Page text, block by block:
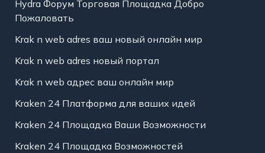
Hydra Форум Торговая Площадка Добро
Пожаловать
Krak n web adres ваш новый онлайн мир
Krak n web adres новый портал
Krak n web адрес ваш онлайн мир
Kraken 24 Платформа для ваших идей
Kraken 24 Площадка Ваши Возможности
Kraken 24 Площадка Возможностей